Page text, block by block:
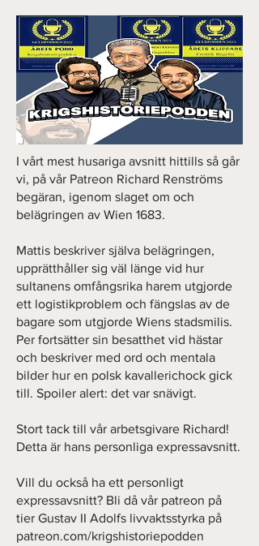
I vårt mest husariga avsnitt hittills så går
vi, på vår Patreon Richard Renströms
begäran, igenom slaget om och
belägringen av Wien 1683.
Mattis beskriver själva belägringen,
upprätthåller sig väl länge vid hur
sultanens omfångsrika harem utgjorde
ett logistikproblem och fängslas av de
bagare som utgjorde Wiens stadsmilis.
Per fortsätter sin besatthet vid hästar
och beskriver med ord och mentala
bilder hur en polsk kavallerichock gick
till. Spoiler alert: det var snävigt.
Stort tack till vår arbetsgivare Richard!
Detta är hans personliga expressavsnitt.
Vill du också ha ett personligt
expressavsnitt? Bli då vår patreon på
tier Gustav II Adolfs livvaktsstyrka på
patreon.com/krigshistoriepodden